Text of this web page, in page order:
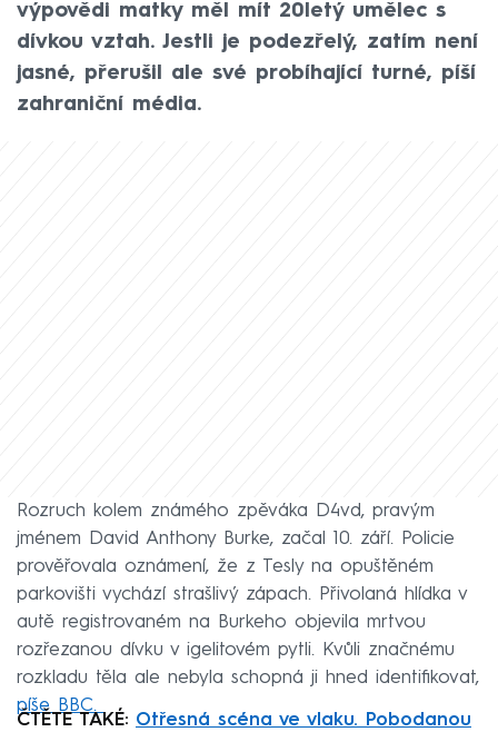
výpovědi matky měl mít 20letý umělec s
dívkou vztah. Jestli je podezřelý, zatím není
jasné, přerušil ale své probíhající turné, píší
zahraniční média.
Rozruch kolem známého zpěváka D4vd, pravým
jménem David Anthony Burke, začal 10. září. Policie
prověřovala oznámení, že z Tesly na opuštěném
parkovišti vychází strašlivý zápach. Přivolaná hlídka v
autě registrovaném na Burkeho objevila mrtvou
rozřezanou dívku v igelitovém pytli. Kvůli značnému
rozkladu těla ale nebyla schopná ji hned identifikovat,
píše BBC.
ČTĚTE TAKÉ: Otřesná scéna ve vlaku. Pobodanou